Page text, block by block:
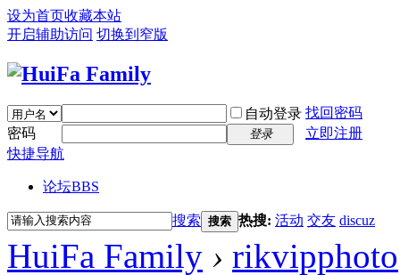
设为首页收藏本站
开启辅助访问 切换到窄版
自动登录 找回密码
密码
登录
立即注册
快捷导航
论坛BBS
搜索 搜索 热搜: 活动 交友 discuz
HuiFa Family › rikvipphoto